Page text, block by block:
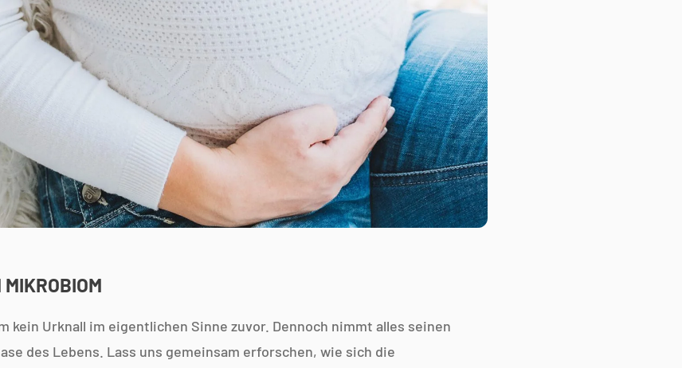
kein Urknall im eigentlichen Sinne zuvor. Dennoch nimmt alles seinen
des Lebens. Lass uns gemeinsam erforschen, wie sich die